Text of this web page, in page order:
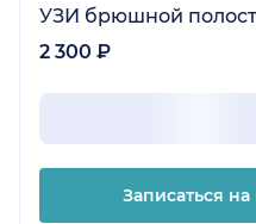
УЗИ брюшной
2 300 ₽
Записаться